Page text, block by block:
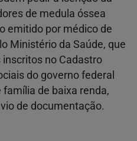
de medula óssea
emitido por médico de
Ministério da Saúde, que
inscritos no Cadastro
do governo federal
de baixa renda,
de documentação.